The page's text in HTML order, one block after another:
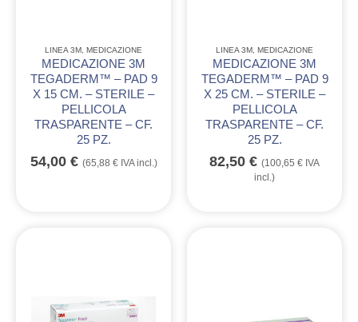
LINEA 3M, MEDICAZIONE
MEDICAZIONE 3M
TEGADERM™ – PAD 9
X 15 CM. – STERILE –
PELLICOLA
TRASPARENTE – CF.
25 PZ.
54,00 € (65,88 €IVA incl.)
LINEA 3M, MEDICAZIONE
MEDICAZIONE 3M
TEGADERM™ – PAD 9
X 25 CM. – STERILE –
PELLICOLA
TRASPARENTE – CF.
25 PZ.
82,50 € (100,65 € IVA
incl.)